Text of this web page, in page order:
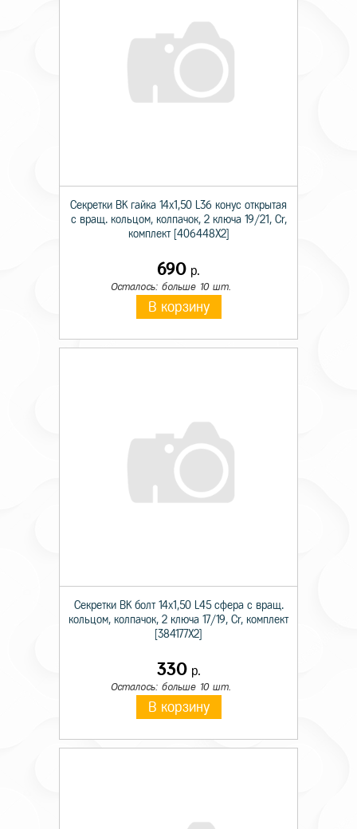
Секретки BK гайка 14х1,50 L36 конус открытая
с вращ. кольцом, колпачок, 2 ключа 19/21, Cr,
комплект [406448X2]
690 р.
Осталось: больше 10 шт.
В корзину
Секретки BK болт 14х1,50 L45 сфера с вращ.
кольцом, колпачок, 2 ключа 17/19, Cr, комплект
[384177X2]
330р.
Осталось: больше 10 шт.
В корзину